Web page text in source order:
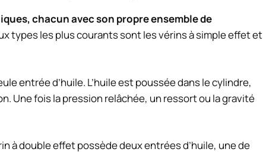
chacun avec son propre ensemble de
types les plus courants sont les vérins à simple effet et
entrée d’huile. L’huile est poussée dans le cylindre,
Une fois la pression relâchée, un ressort ou la gravité
à double effet possède deux entrées d’huile, une de